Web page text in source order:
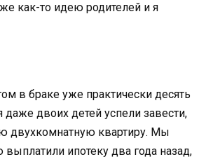
как-то идею родителей и я
в браке уже практически десять
даже двоих детей успели завести,
двухкомнатную квартиру. Мы
выплатили ипотеку два года назад,